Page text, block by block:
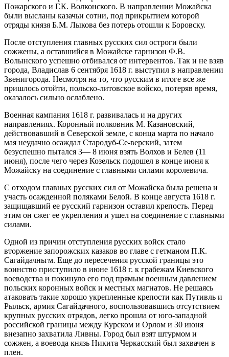
Пожарского и Г.К. Волконского. В направлении Можайска
были высланы казачьи сотни, под прикрытием которой
отряды князя Б.М. Лыкова без потерь отошли к Боровску.
После отступления главных русских сил остроги были
сожжены, а оставшийся в Можайске гарнизон Ф.В.
Волынского успешно отбивался от интервентов. Так и не взяв
города, Владислав 6 сентября 1618 г. выступил в направлении
Звенигорода. Несмотря на то, что русским в итоге все же
пришлось отойти, польско-литовское войско, потеряв время,
оказалось сильно ослаблено.
Военная кампания 1618 г. развивалась и на других
направлениях. Коронный полковник М. Казановский,
действовавший в Северской земле, с конца марта по начало
мая неудачно осаждал Стародуб-Се-верский, затем
безуспешно пытался 3— 8 июня взять Волхов и Белев (11
июня), после чего через Козельск подошел в конце июня к
Можайску на соединение с главными силами королевича.
С отходом главных русских сил от Можайска была решена и
участь осажденной поляками Белой. В конце августа 1618 г.
защищавший ее русский гарнизон оставил крепость. Перед
этим он сжег ее укрепления и ушел на соединение с главными
силами.
Одной из причин отступления русских войск стало
вторжение запорожских казаков во главе с гетманом П.К.
Сагайдачньгм. Еще до пересечения русской границы это
воинство приступило в июне 1618 г. к грабежам Киевского
воеводства и покинуло его под прямым военным давлением
польских коронных войск и местных магнатов. Не решаясь
атаковать такие хорошо укрепленные крепости как Путивль и
Рыльск, армия Сагайдачного, воспользовавшись отсутствием
крупных русских отрядов, легко прошла от юго-западной
российской границы между Курском и Орлом и 30 июня
внезапно захватила Ливны. Город был взят штурмом и
сожжен, а воевода князь Никита Черкасский был захвачен в
плен.